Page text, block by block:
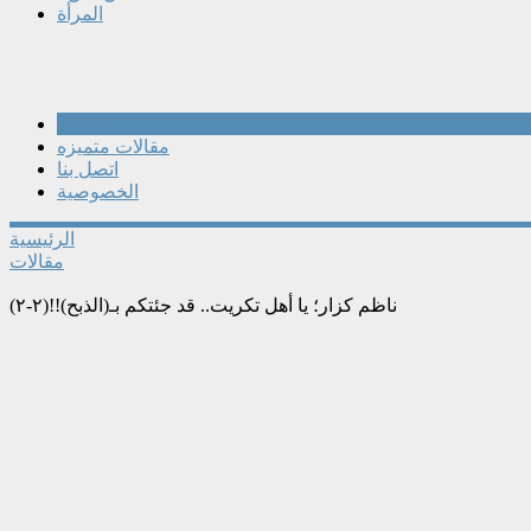
المرأة
مقالات متميزه
اتصل بنا
الخصوصية
الرئيسية
مقالات
ناظم كزار؛ يا أهل تكريت.. قد جئتكم بـ(الذبح)!!(٢-٢)